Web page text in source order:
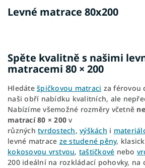
Levné matrace 80x200
Spěte kvalitně s našimi
matracemi 80 × 200
Hledáte špičkovou matraci za férovou
naši obří nabídku kvalitních, ale
Nabízíme všemožné rozměry včetně
matrací 80 × 200 v
různých tvrdostech, výškách i
levné matrace ze studené pěny,
kokosovou vrstvou, taštičkové nebo
200 ideální na rozkládací pohovky, na